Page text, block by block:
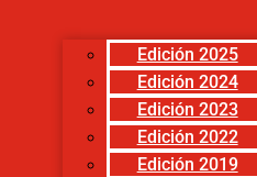
Edición 2025
Edición 2024
Edición 2023
Edición 2022
Edición 2019